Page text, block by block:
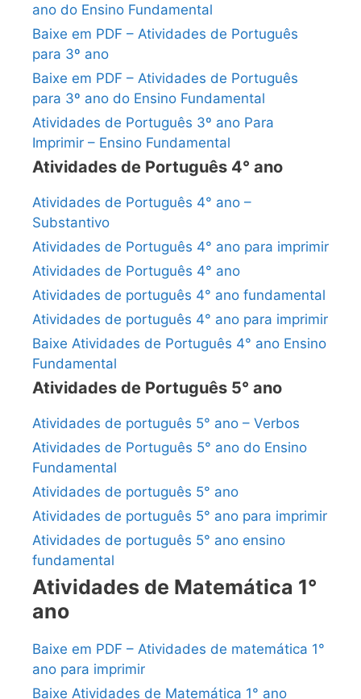
ano do Ensino Fundamental
Baixe em PDF – Atividades de Português
para 3º ano
Baixe em PDF – Atividades de Português
para 3º ano do Ensino Fundamental
Atividades de Português 3º ano Para
Imprimir – Ensino Fundamental
Atividades de Português 4° ano
Atividades de Português 4° ano –
Substantivo
Atividades de Português 4° ano para imprimir
Atividades de Português 4° ano
Atividades de português 4° ano fundamental
Atividades de português 4° ano para imprimir
Baixe Atividades de Português 4° ano Ensino
Fundamental
Atividades de Português 5° ano
Atividades de português 5° ano – Verbos
Atividades de Português 5° ano do Ensino
Fundamental
Atividades de português 5° ano
Atividades de português 5° ano para imprimir
Atividades de português 5° ano ensino
fundamental
Atividades de Matemática 1°
ano
Baixe em PDF – Atividades de matemática 1°
ano para imprimir
Baixe Atividades de Matemática 1° ano